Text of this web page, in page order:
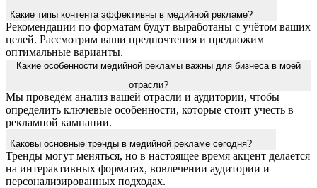
Какие типы контента эффективны в медийной рекламе?
Рекомендации по форматам будут выработаны с учётом ваших
целей. Рассмотрим ваши предпочтения и предложим
оптимальные варианты.
Какие особенности медийной рекламы важны для бизнеса в моей
отрасли?
Мы проведём анализ вашей отрасли и аудитории, чтобы
определить ключевые особенности, которые стоит учесть в
рекламной кампании.
Каковы основные тренды в медийной рекламе сегодня?
Тренды могут меняться, но в настоящее время акцент делается
на интерактивных форматах, вовлечении аудитории и
персонализированных подходах.